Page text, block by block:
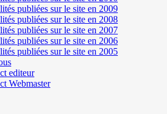
publiées sur le site en 2009
publiées sur le site en 2008
publiées sur le site en 2007
publiées sur le site en 2006
publiées sur le site en 2005
editeur
Webmaster